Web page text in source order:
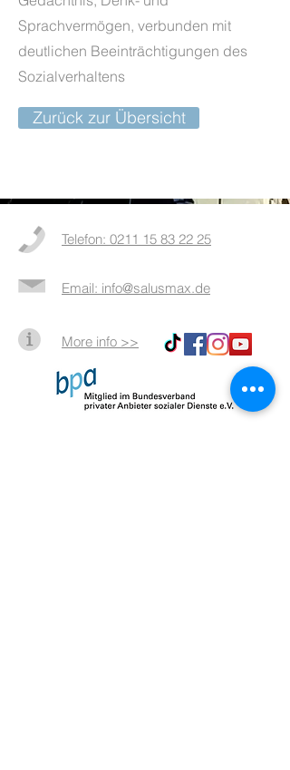
Sprachvermögen, verbunden mit
deutlichen Beeinträchtigungen des
Sozialverhaltens
Zurück zur Übersicht
Telefon: 0211 15 83 22 25
Email: info@salusmax.de
More info >>